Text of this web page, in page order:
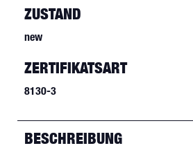
ZUSTAND
new
ZERTIFIKATSART
8130-3
BESCHREIBUNG